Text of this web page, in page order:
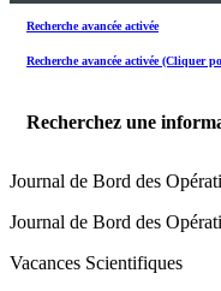
Recherche avancée activée
Recherche avancée activée (Cliquer
Recherchez une
Journal de Bord des
Journal de Bord des
Vacances Scientifiques